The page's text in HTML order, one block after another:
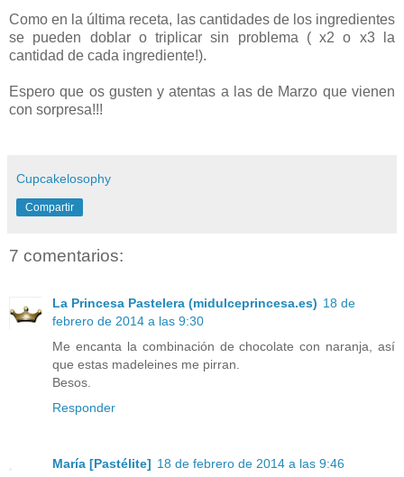
Como en la última receta, las cantidades de los ingredientes
se pueden doblar o triplicar sin problema ( x2 o x3 la
cantidad de cada ingrediente!).
Espero que os gusten y atentas a las de Marzo que vienen
con sorpresa!!!
Cupcakelosophy
Compartir
7 comentarios:
La Princesa Pastelera (midulceprincesa.es) 18 de
febrero de 2014 a las 9:30
Me encanta la combinación de chocolate con naranja, así
que estas madeleines me pirran.
Besos.
Responder
María [Pastélite] 18 de febrero de 2014 a las 9:46